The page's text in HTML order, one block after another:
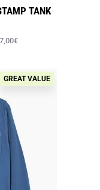
TANK
GREAT VALUE